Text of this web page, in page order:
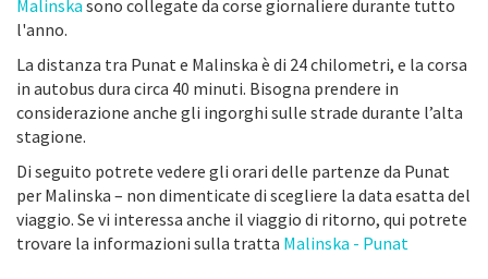
Malinska sono collegate da corse giornaliere durante tutto
l'anno.
La distanza tra Punat e Malinska è di 24 chilometri, e la corsa
in autobus dura circa 40 minuti. Bisogna prendere in
considerazione anche gli ingorghi sulle strade durante l’alta
stagione.
Di seguito potrete vedere gli orari delle partenze da Punat
per Malinska – non dimenticate di scegliere la data esatta del
viaggio. Se vi interessa anche il viaggio di ritorno, qui potrete
trovare la informazioni sulla tratta Malinska - Punat